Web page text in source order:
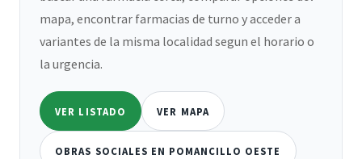
mapa, encontrar farmacias de turno y acceder a
variantes de la misma localidad segun el horario o
la urgencia.
VER LISTADO VER MAPA
OBRAS SOCIALES EN POMANCILLO OESTE